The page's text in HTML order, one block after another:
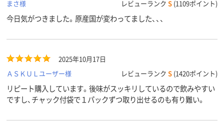
まさ様
レビューランク S (1109ポイント)
今日気がつきました。原産国が変わってました、、、
2025年10月17日
ＡＳＫＵＬユーザー様
レビューランク S (1420ポイント)
リピート購入しています。後味がスッキリしているので飲みやすい
ですし、チャック付袋で１パックずつ取り出せるのも有り難い。